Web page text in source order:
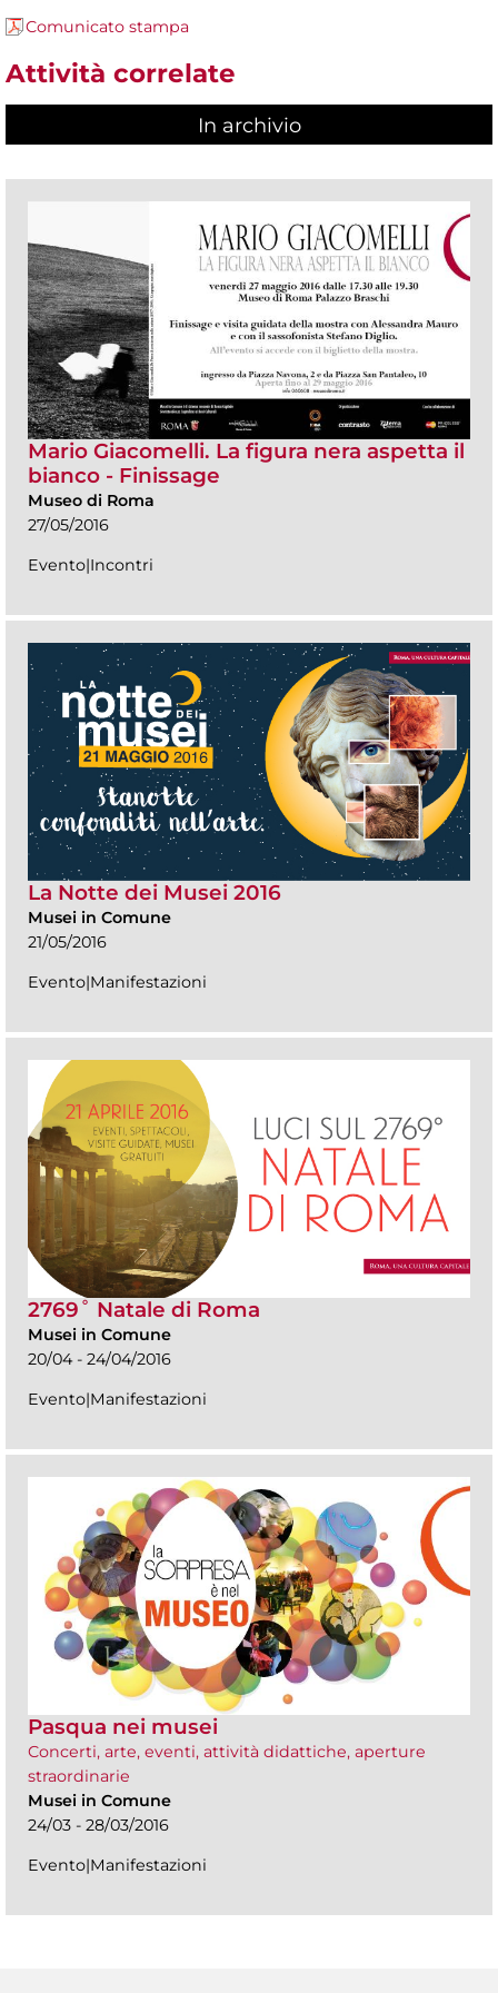
Comunicato stampa
Attività correlate
In archivio
Mario Giacomelli. La figura nera aspetta il
bianco - Finissage
Museo di Roma
27/05/2016
Evento|Incontri
La Notte dei Musei 2016
Musei in Comune
21/05/2016
Evento|Manifestazioni
2769˚ Natale di Roma
Musei in Comune
20/04 - 24/04/2016
Evento|Manifestazioni
Pasqua nei musei
Concerti, arte, eventi, attività didattiche, aperture
straordinarie
Musei in Comune
24/03 - 28/03/2016
Evento|Manifestazioni